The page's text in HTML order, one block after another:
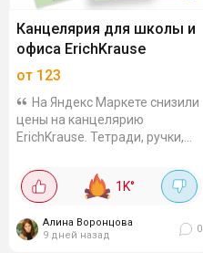
Канцелярия для школы и
офиса ErichKrause
от 123
На Яндекс Маркете снизили
цены на канцелярию
ErichKrause. Тетради, ручки,
можно закупиться к новому
учебному году или просто
обновить запасы в...
1K°
Алина Воронцова
9 дней назад
0